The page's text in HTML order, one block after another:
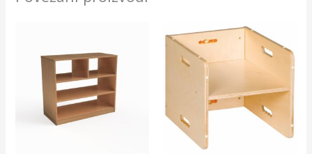
198,94€
402,44€